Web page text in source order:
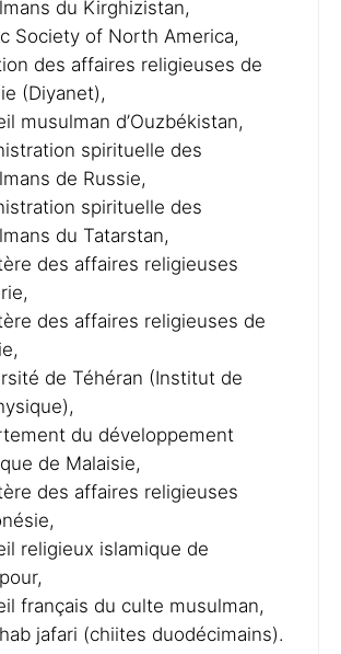
du Kirghizistan,
Society of North America,
des affaires religieuses de
(Diyanet),
musulman d’Ouzbékistan,
spirituelle des
de Russie,
spirituelle des
du Tatarstan,
des affaires religieuses
des affaires religieuses de
de Téhéran (Institut de
du développement
de Malaisie,
des affaires religieuses
religieux islamique de
français du culte musulman,
jafari (chiites duodécimains).